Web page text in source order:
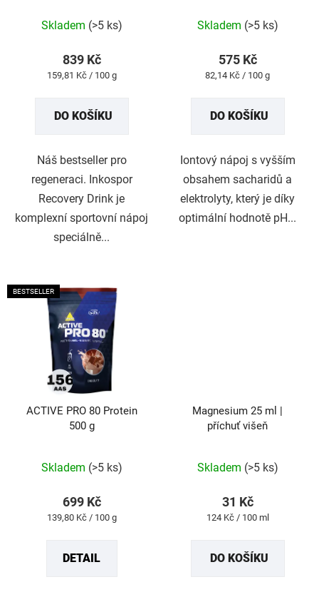
hodnocení
je
5
Skladem (>5 ks)
839 Kč
Měrná
159,81 Kč / 100 g
DO KOŠÍKU
Náš bestseller pro
regeneraci. Inkospor
Recovery Drink je
komplexní sportovní nápoj
speciálně...
hodnocení
je
5
Skladem (>5 ks)
575 Kč
Měrná
82,14 Kč / 100 g
DO KOŠÍKU
Iontový nápoj s vyšším
obsahem sacharidů a
elektrolyty, který je díky
optimální hodnotě pH...
BESTSELLER
ACTIVE PRO 80 Protein
500 g
hodnocení
je
5
Skladem (>5 ks)
699 Kč
Měrná
139,80 Kč / 100 g
DETAIL
Magnesium 25 ml |
příchuť višeň
hodnocení
je
5
Skladem (>5 ks)
31 Kč
Měrná
124 Kč / 100 ml
DO KOŠÍKU